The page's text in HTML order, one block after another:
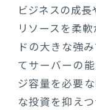
ビジネスの成長
リソースを柔
ドの大きな強
てサーバーの
ジ容量を必要
な投資を抑え